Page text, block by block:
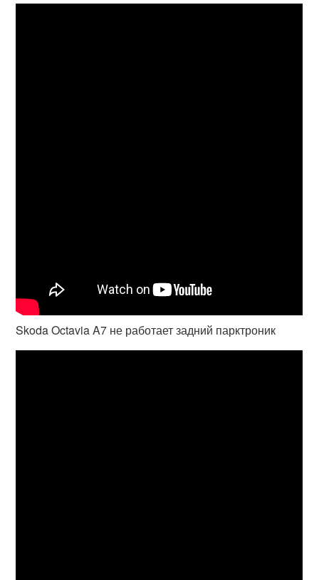
Skoda Octavia A7 не работает задний парктроник